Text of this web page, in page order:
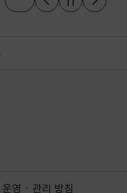
영ㆍ관리 방침